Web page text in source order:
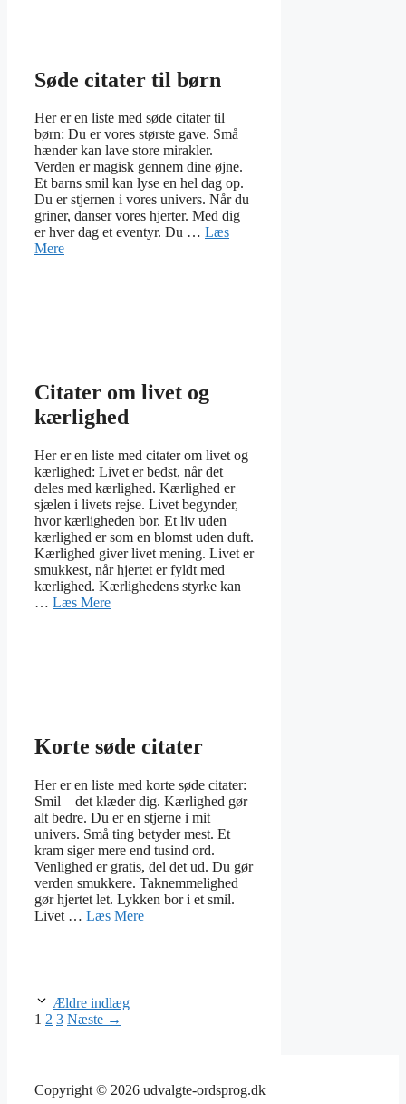
Søde citater til børn
Her er en liste med søde citater til
børn: Du er vores største gave. Små
hænder kan lave store mirakler.
Verden er magisk gennem dine øjne.
Et barns smil kan lyse en hel dag op.
Du er stjernen i vores univers. Når du
griner, danser vores hjerter. Med dig
er hver dag et eventyr. Du … Læs
Mere
Citater om livet og
kærlighed
Her er en liste med citater om livet og
kærlighed: Livet er bedst, når det
deles med kærlighed. Kærlighed er
sjælen i livets rejse. Livet begynder,
hvor kærligheden bor. Et liv uden
kærlighed er som en blomst uden duft.
Kærlighed giver livet mening. Livet er
smukkest, når hjertet er fyldt med
kærlighed. Kærlighedens styrke kan
… Læs Mere
Korte søde citater
Her er en liste med korte søde citater:
Smil – det klæder dig. Kærlighed gør
alt bedre. Du er en stjerne i mit
univers. Små ting betyder mest. Et
kram siger mere end tusind ord.
Venlighed er gratis, del det ud. Du gør
verden smukkere. Taknemmelighed
gør hjertet let. Lykken bor i et smil.
Livet … Læs Mere
Ældre indlæg
Side
1 Side
2 Side
3 Næste →
Copyright © 2026 udvalgte-ordsprog.dk